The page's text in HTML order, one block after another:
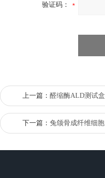
验证码：
上一篇： 醛缩酶ALD测试盒
下一篇： 兔颌骨成纤维细胞